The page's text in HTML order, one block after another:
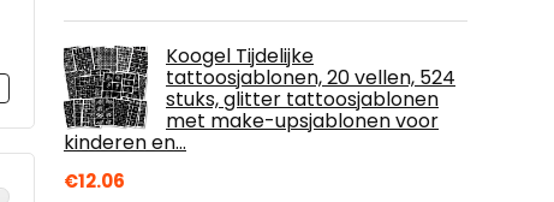
Koogel Tijdelijke
tattoosjablonen, 20 vellen, 524
stuks, glitter tattoosjablonen
met make-upsjablonen voor
kinderen en…
€12.06